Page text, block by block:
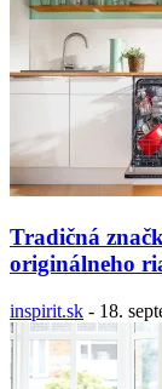
Tradičná
originálneho
inspirit.sk - 18.